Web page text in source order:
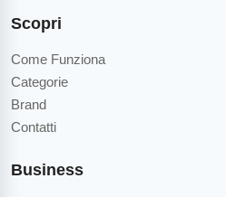
Scopri
Come Funziona
Categorie
Brand
Contatti
Business